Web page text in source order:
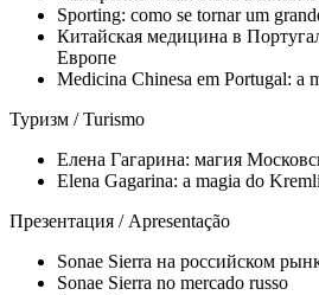
Sporting: como se tornar um
Китайская медицина в
Европе
Medicina Chinesa em Portugal: a
Туризм / Turismo
Елена Гагарина: магия
Elena Gagarina: a magia do
Презентация / Apresentação
Sonae Sierra на российском
Sonae Sierra no mercado russo